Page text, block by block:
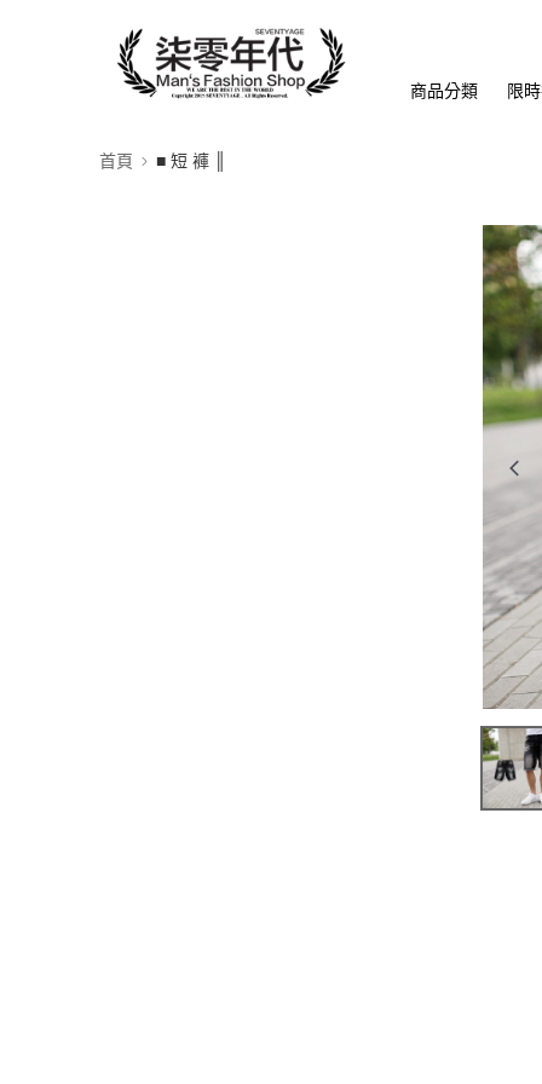
商品分類 限
首頁 ■ 短 褲 ║